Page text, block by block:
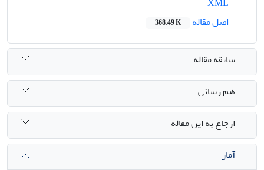
اصل مقاله
368.49 K
سابقه مقاله
هم رسانی
ارجاع به این مقاله
آمار